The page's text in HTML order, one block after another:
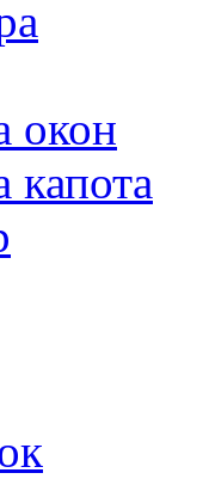
окон
капота